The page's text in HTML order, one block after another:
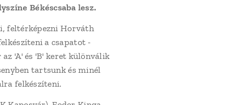
Békéscsaba lesz.
feltérképezni Horváth
a csapatot -
'A' és 'B' keret különválik
tartsunk és minél
felkészíteni.